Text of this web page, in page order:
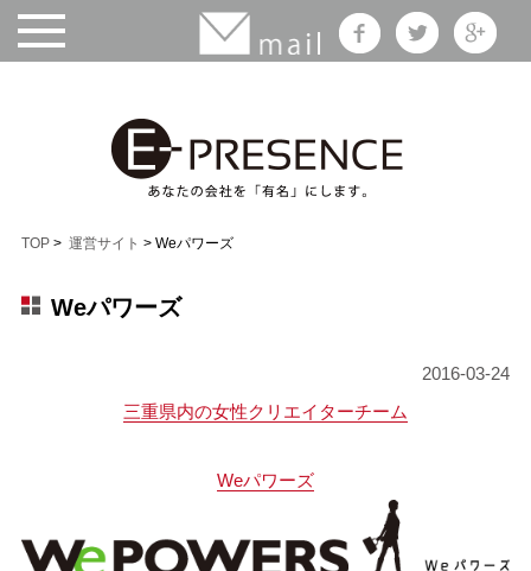
TOP> 運営サイト > Weパワーズ
Weパワーズ
2016-03-24
三重県内の女性クリエイターチーム
Weパワーズ